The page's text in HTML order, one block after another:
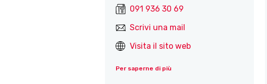
091 936 30 69
Scrivi una mail
Visita il sito web
Per saperne di più